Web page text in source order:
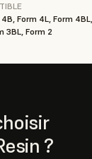
Form 4L, Form
3BL, Form 2
?